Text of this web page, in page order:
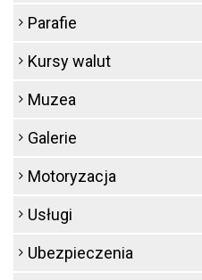
Parafie
Kursy walut
Muzea
Galerie
Motoryzacja
Usługi
Ubezpieczenia